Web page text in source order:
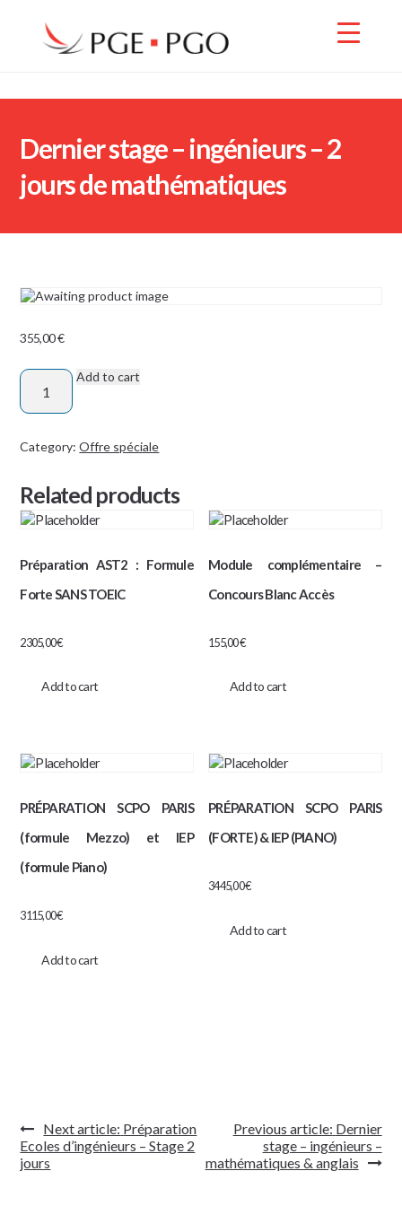
Dernier stage – ingénieurs – 2
jours de mathématiques
355,00€
Dernier
stage
ingénieurs
2
jours
mathématiques
Add to cart
Category:Offre spéciale
Related products
Préparation AST2 : Formule
Forte SANS TOEIC
2305,00€
Add to cart
Module complémentaire –
Concours Blanc Accès
155,00€
Add to cart
PRÉPARATION SCPO PARIS
(formule Mezzo) et IEP
(formule Piano)
3115,00€
Add to cart
PRÉPARATION SCPO PARIS
(FORTE) & IEP (PIANO)
3445,00€
Add to cart
de
l’article
Previous article: Dernier
stage – ingénieurs –
mathématiques & anglais
Next article: Préparation
Ecoles d’ingénieurs – Stage 2
jours